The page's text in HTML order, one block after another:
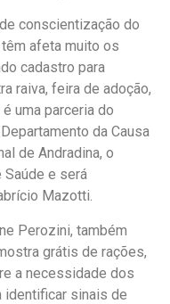
conscientização do
afeta muito os
cadastro para
raiva, feira de adoção,
uma parceria do
da Causa
de Andradina, o
Saúde e será
Mazotti.
Perozini, também
grátis de rações,
a necessidade dos
identificar sinais de